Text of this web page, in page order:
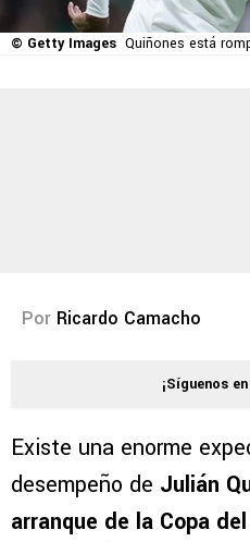
© Getty Images Quiñones está
Por Ricardo Camacho
¡Síguenos
Existe una enorme
desempeño de Julián
arranque de la Copa